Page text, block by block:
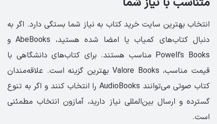
انتخاب بهترین سایت خرید کتاب به نیاز شما بستگی دارد. اگر به
دنبال کتاب‌های کمیاب یا امضا شده هستید، AbeBooks و
Powell’s Books مناسب هستند. برای کتاب‌های دانشگاهی با
قیمت مناسب، Valore Books بهترین گزینه است. علاقه‌مندان
کتاب صوتی می‌توانند AudioBooks را انتخاب کنند و اگر به تنوع
گسترده و ارسال بین‌المللی نیاز دارید، آمازون انتخاب مطمئنی
است.